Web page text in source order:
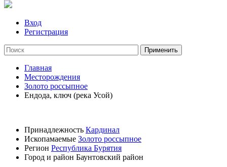
Вход
Регистрация
Главная
Месторождения
Золото россыпное
Ендода, ключ (река Усой)
Принадлежность Кардинал
Ископамаемые Золото россыпное
Регион Республика Бурятия
Город и район Баунтовский район